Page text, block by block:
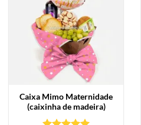
Caixa Mimo Maternidade
(caixinha de madeira)